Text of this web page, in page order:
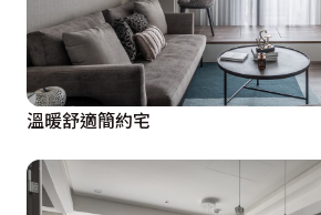
溫暖舒適簡約宅